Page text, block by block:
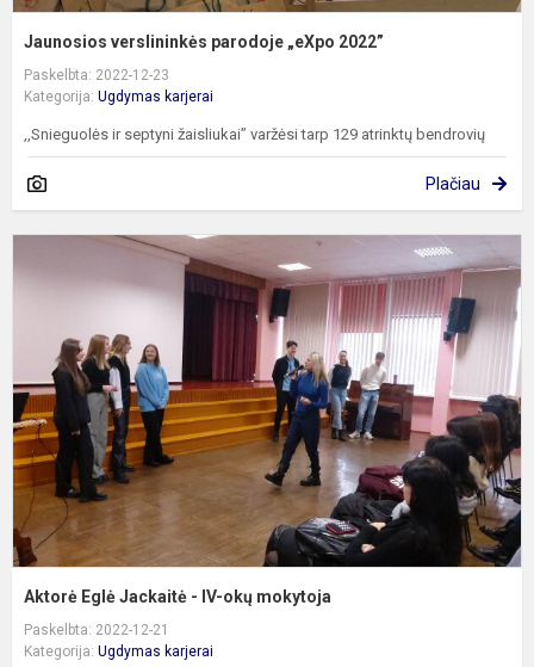
Jaunosios verslininkės parodoje „eXpo 2022”
Paskelbta: 2022-12-23
Kategorija: Ugdymas karjerai
,,Snieguolės ir septyni žaisliukai” varžėsi tarp 129 atrinktų bendrovių
Plačiau
Aktorė Eglė Jackaitė - IV-okų mokytoja
Paskelbta: 2022-12-21
Kategorija: Ugdymas karjerai